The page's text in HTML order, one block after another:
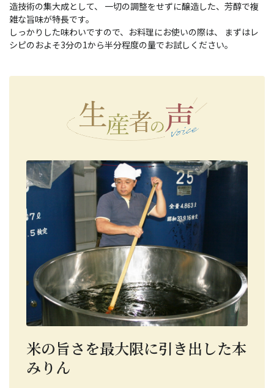
造技術の集大成として、 一切の調整をせずに醸造した、芳醇で複
雑な旨味が特長です。
しっかりした味わいですので、お料理にお使いの際は、 まずはレ
シピのおよそ3分の1から半分程度の量でお試しください。
米の旨さを最大限に引き出した本
みりん